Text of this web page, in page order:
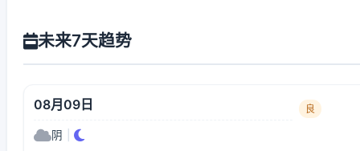
未来7天趋势
08月09日 良
阴